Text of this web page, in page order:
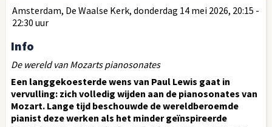
Amsterdam, De Waalse Kerk, donderdag 14 mei 2026, 20:15 -
22:30 uur
Info
De wereld van Mozarts pianosonates
Een langgekoesterde wens van Paul Lewis gaat in
vervulling: zich volledig wijden aan de pianosonates van
Mozart. Lange tijd beschouwde de wereldberoemde
pianist deze werken als het minder geïnspireerde